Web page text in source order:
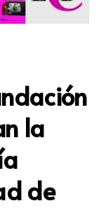
la
de